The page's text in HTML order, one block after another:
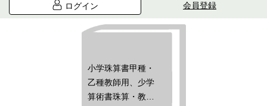
ログイン 会員登録
小学珠算書甲種・
乙種教師用、少学
算術書珠算・教師